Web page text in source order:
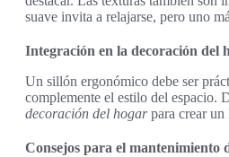
suave invita a relajarse, pero uno
Integración en la decoración del
Un sillón ergonómico debe ser
complemente el estilo del espacio.
decoración del hogarpara crear un
Consejos para el mantenimiento